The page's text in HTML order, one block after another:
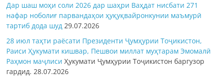
Дар шаш моҳи соли 2026 дар шаҳри Ваҳдат нисбати 271
нафар ноболиғ парвандаҳои ҳуқуқвайронкунии маъмурӣ
тартиб дода шуд 29.07.2026
28 июл таҳти раёсати Президенти Ҷумҳурии Тоҷикистон,
Раиси Ҳукумати кишвар, Пешвои миллат муҳтарам Эмомалӣ
Раҳмон маҷлисиҲукумати Ҷумҳурии Тоҷикистон баргузор
гардид.28.07.2026